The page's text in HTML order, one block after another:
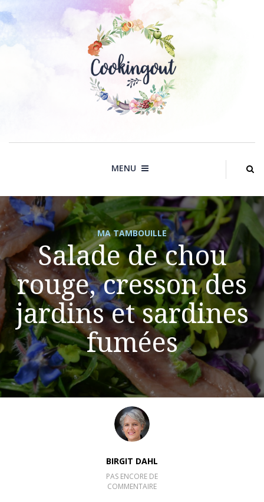
to
MENU
MA TAMBOUILLE
Salade de chou
rouge, cresson des
jardins et sardines
fumées
BIRGIT DAHL
PAS ENCORE DE
COMMENTAIRE